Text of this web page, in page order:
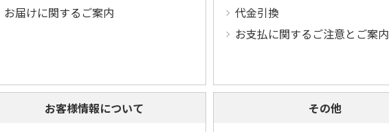
お届けに関するご案内
代金引換
お支払に関するご注意とご案内
お客様情報について
その他